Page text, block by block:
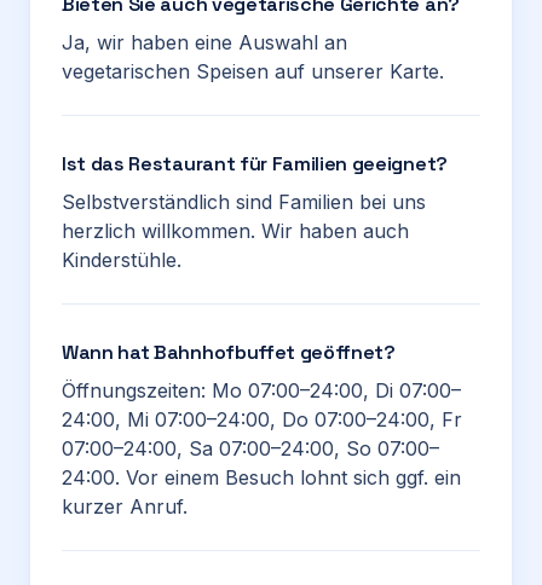
Ja, wir haben eine Auswahl an
vegetarischen Speisen auf unserer Karte.
Ist das Restaurant für Familien geeignet?
Selbstverständlich sind Familien bei uns
herzlich willkommen. Wir haben auch
Kinderstühle.
Wann hat Bahnhofbuffet geöffnet?
Öffnungszeiten: Mo 07:00–24:00, Di 07:00–
24:00, Mi 07:00–24:00, Do 07:00–24:00, Fr
07:00–24:00, Sa 07:00–24:00, So 07:00–
24:00. Vor einem Besuch lohnt sich ggf. ein
kurzer Anruf.